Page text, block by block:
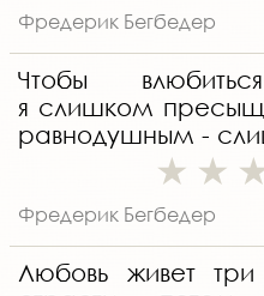
Фредерик Бегбедер
Чтобы
я слишком
равнодушным -
Фредерик Бегбедер
Любовь живет